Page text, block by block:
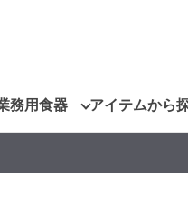
務用食器 アイテムから